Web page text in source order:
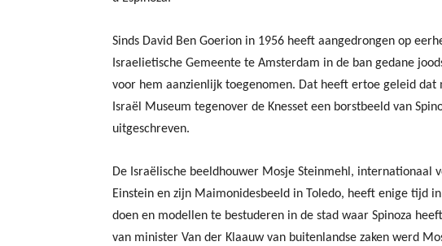
Sinds David Ben Goerion in 1956 heeft aangedrongen op
Israelietische Gemeente te Amsterdam in de ban gedane
voor hem aanzienlijk toegenomen. Dat heeft ertoe geleid
Israël Museum tegenover de Knesset een borstbeeld van
uitgeschreven.
De Israëlische beeldhouwer Mosje Steinmehl, internationaal
Einstein en zijn Maimonidesbeeld in Toledo, heeft enige tijd
doen en modellen te bestuderen in de stad waar Spinoza
van minister Van der Klaauw van buitenlandse zaken werd